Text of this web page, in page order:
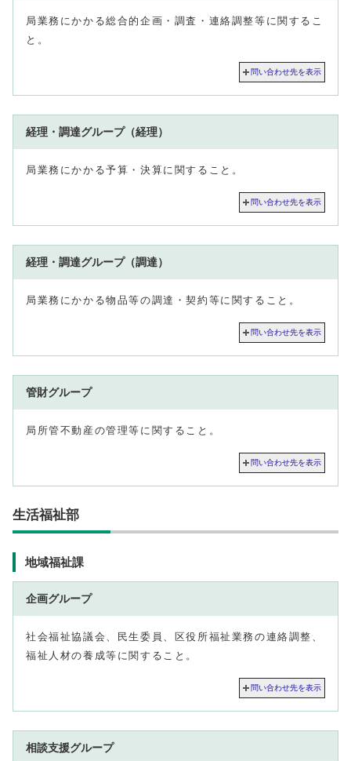
局業務にかかる総合的企画・調査・連絡調整等に関するこ
と。
問い合わせ先を表示
経理・調達グループ（経理）
局業務にかかる予算・決算に関すること。
問い合わせ先を表示
経理・調達グループ（調達）
局業務にかかる物品等の調達・契約等に関すること。
問い合わせ先を表示
管財グループ
局所管不動産の管理等に関すること。
問い合わせ先を表示
生活福祉部
地域福祉課
企画グループ
社会福祉協議会、民生委員、区役所福祉業務の連絡調整、
福祉人材の養成等に関すること。
問い合わせ先を表示
相談支援グループ